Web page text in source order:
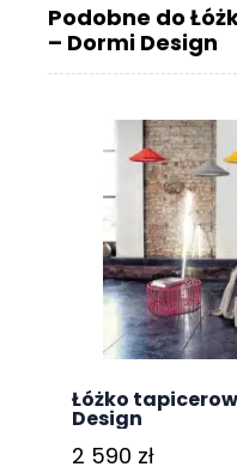
Podobne do
– Dormi Design
Łóżko
Design
2 590 zł